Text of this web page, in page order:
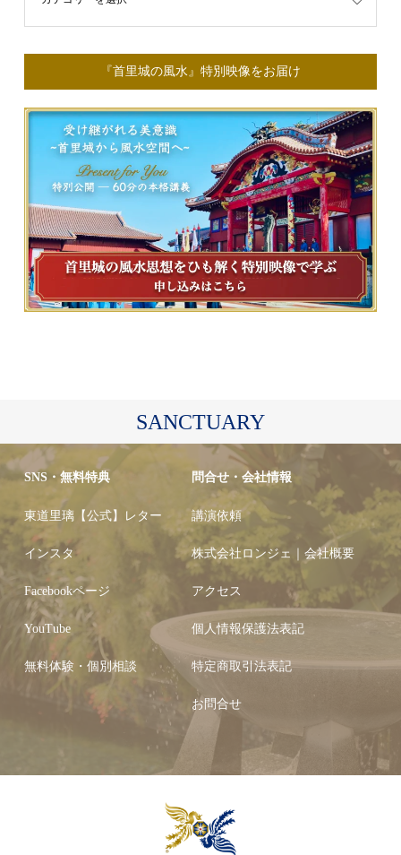
『首里城の風水』特別映像をお届け
SANCTUARY
SNS・無料特典
東道里璃【公式】レター
インスタ
Facebookページ
YouTube
無料体験・個別相談
問合せ・会社情報
講演依頼
株式会社ロンジェ｜会社概要
アクセス
個人情報保護法表記
特定商取引法表記
お問合せ